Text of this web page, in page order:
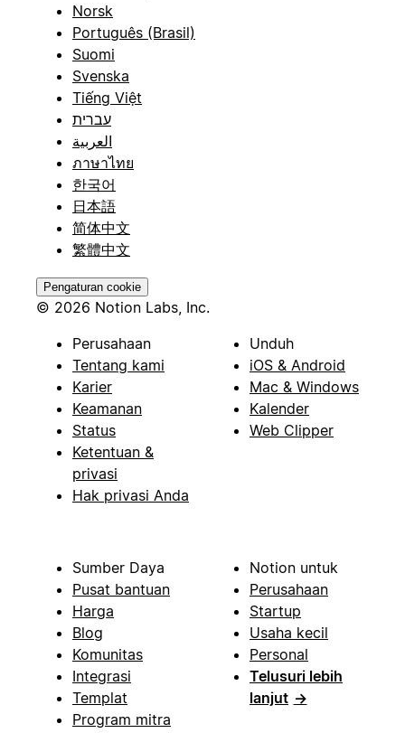
Norsk
Português (Brasil)
Suomi
Svenska
Tiếng Việt
עברית
العربية
ภาษาไทย
한국어
日本語
简体中文
繁體中文
Pengaturan cookie
© 2026 Notion Labs, Inc.
Perusahaan
Tentang kami
Karier
Keamanan
Status
Ketentuan &
privasi
Hak privasi Anda
Unduh
iOS & Android
Mac & Windows
Kalender
Web Clipper
Sumber Daya
Pusat bantuan
Harga
Blog
Komunitas
Integrasi
Templat
Program mitra
Notion untuk
Perusahaan
Startup
Usaha kecil
Personal
Telusuri lebih
lanjut →